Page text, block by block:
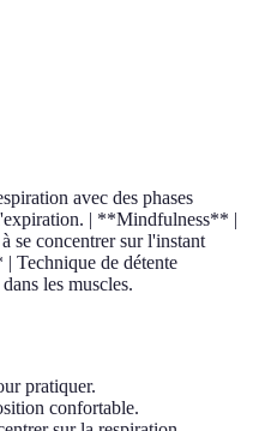
avec des phases
| **Mindfulness** |
se concentrer sur l'instant
Technique de détente
les muscles.
pratiquer.
confortable.